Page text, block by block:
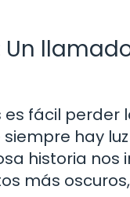
Un
fácil perder
hay
historia nos
más